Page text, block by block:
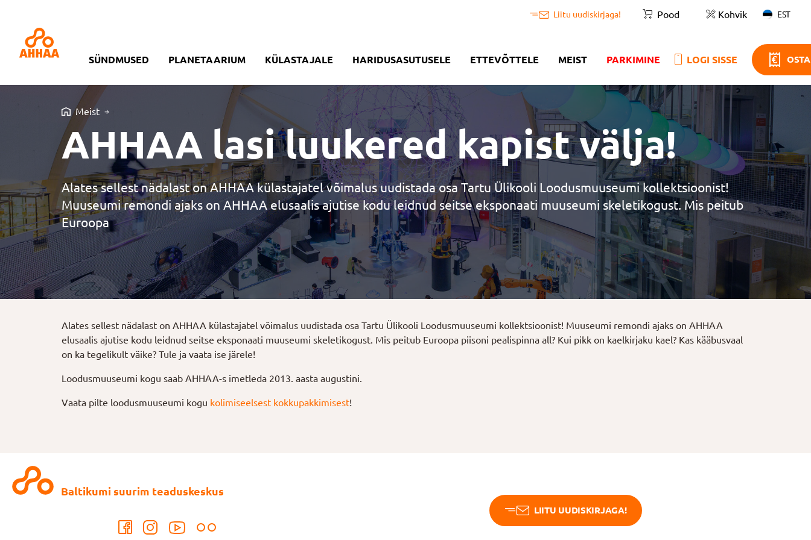
Liitu uudiskirjaga! Pood Kohvik EST
SÜNDMUSED PLANETAARIUM KÜLASTAJALE HARIDUSASUTUSELE ETTEVÕTTELE MEIST PARKIMINE LOGI SISSE
Meist
AHHAA lasi luukered kapist välja!
Alates sellest nädalast on AHHAA külastajatel võimalus uudistada osa Tartu Ülikooli Loodusmuuseumi kollektsioonist!
Muuseumi remondi ajaks on AHHAA elusaalis ajutise kodu leidnud seitse eksponaati muuseumi skeletikogust. Mis peitub
Euroopa
Alates sellest nädalast on AHHAA külastajatel võimalus uudistada osa Tartu Ülikooli Loodusmuuseumi kollektsioonist! Muuseumi remondi ajaks on AHHAA
elusaalis ajutise kodu leidnud seitse eksponaati muuseumi skeletikogust. Mis peitub Euroopa piisoni pealispinna all? Kui pikk on kaelkirjaku kael? Kas kääbusvaal
on ka tegelikult väike? Tule ja vaata ise järele!
Loodusmuuseumi kogu saab AHHAA-s imetleda 2013. aasta augustini.
Vaata pilte loodusmuuseumi kogu kolimiseelsest kokkupakkimisest!
Baltikumi suurim teaduskeskus
LIITU UUDISKIRJAGA!